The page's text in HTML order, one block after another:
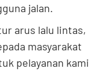
jalan.
arus lalu lintas,
masyarakat
pelayanan kami